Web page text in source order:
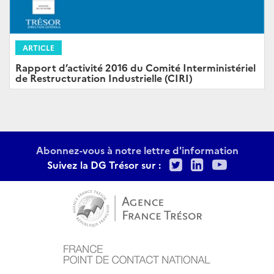
ARTICLE
Rapport d’activité 2016 du Comité Interministériel
de Restructuration Industrielle (CIRI)
Abonnez-vous à notre lettre d'information
Suivez la DG Trésor sur :
TwitterLinkedIn